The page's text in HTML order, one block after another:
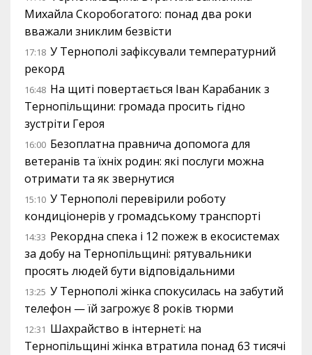
Михайла Скоробогатого: понад два роки
вважали зниклим безвісти
17:18 У Тернополі зафіксували температурний
рекорд
16:48 На щиті повертається Іван Карабаник з
Тернопільщини: громада просить гідно
зустріти Героя
16:00 Безоплатна правнича допомога для
ветеранів та їхніх родин: які послуги можна
отримати та як звернутися
15:10 У Тернополі перевірили роботу
кондиціонерів у громадському транспорті
14:33 Рекордна спека і 12 пожеж в екосистемах
за добу на Тернопільщині: рятувальники
просять людей бути відповідальними
13:25 У Тернополі жінка спокусилась на забутий
телефон — їй загрожує 8 років тюрми
12:31 Шахрайство в інтернеті: на
Тернопільщині жінка втратила понад 63 тисячі